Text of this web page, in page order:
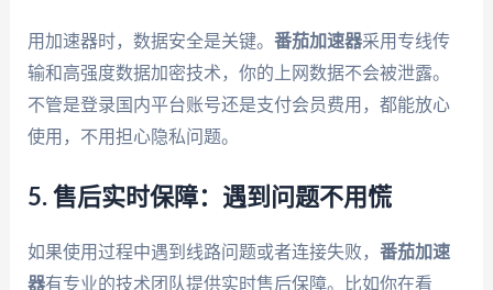
用加速器时，数据安全是关键。 番茄加速器采用专线传
输和高强度数据加密技术，你的上网数据不会被泄露。
不管是登录国内平台账号还是支付会员费用，都能放心
使用，不用担心隐私问题。
5. 售后实时保障：遇到问题不用慌
如果使用过程中遇到线路问题或者连接失败， 番茄加速
器有专业的技术团队提供实时售后保障。比如你在看